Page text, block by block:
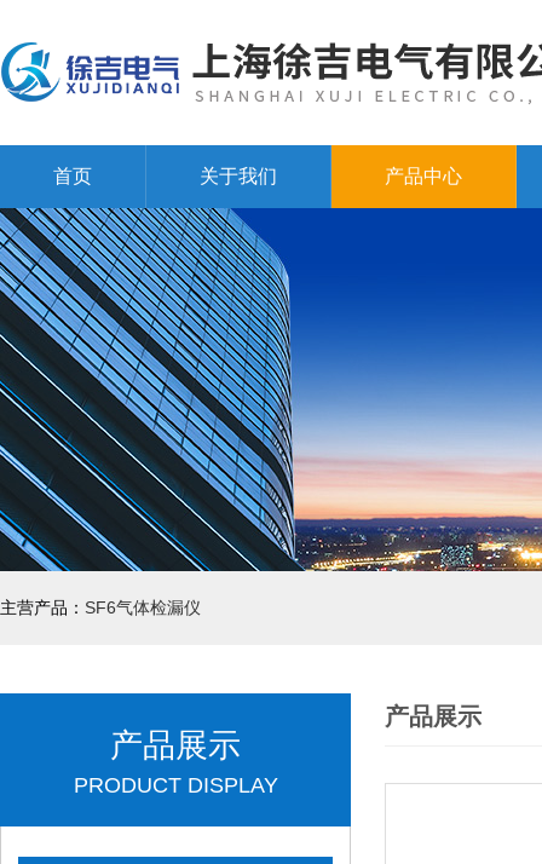
首页 关于我们 产品中心
主营产品： SF6气体检漏仪
产品展示
PRODUCT DISPLAY
产品展示